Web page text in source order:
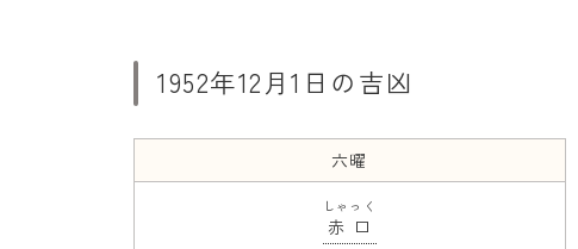
1952年12月1日の吉凶
六曜
赤口
しゃっく